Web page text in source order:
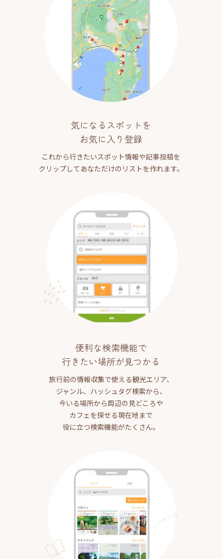
気になるスポットを
お気に入り登録
これから行きたいスポット情報や記事投稿を
クリップしてあなただけのリストを作れます。
便利な検索機能で
行きたい場所が見つかる
旅行前の情報収集で使える観光エリア、
ジャンル、ハッシュタグ検索から、
今いる場所から周辺の見どころや
カフェを探せる現在地まで
役に立つ検索機能がたくさん。